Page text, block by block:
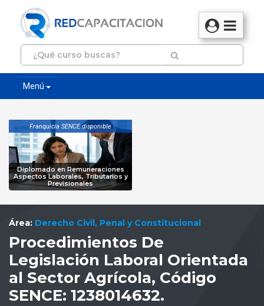
Menú
Franquicia SENCE disponible
Diplomado en Remuneraciones
Aspectos Laborales, Tributarios y
Previsionales
Área: Derecho Civil, Penal y Constitucional
Procedimientos De
Legislación Laboral Orientada
al Sector Agrícola, Código
SENCE: 1238014632.